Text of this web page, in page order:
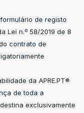
de registo
Lei n.º 58/2019 de 8
contrato de
da APRE.PT®
de toda a
exclusivamente